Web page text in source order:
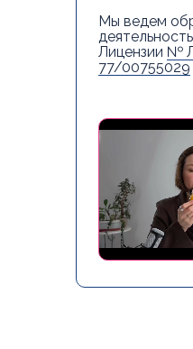
Мы ведем
Лицензии №
77/00755029